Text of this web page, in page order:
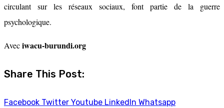
circulant sur les réseaux sociaux, font partie de la guerre
psychologique.
Aveciwacu-burundi.org
Share This Post:
Facebook Twitter Youtube LinkedIn Whatsapp